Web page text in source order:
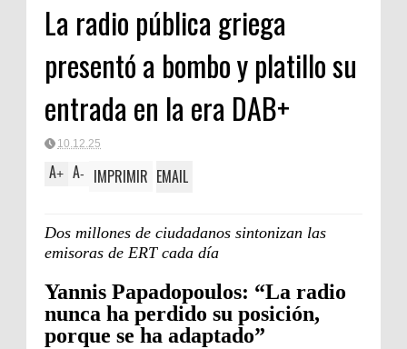
La radio pública griega
presentó a bombo y platillo su
entrada en la era DAB+
10.12.25
A+ A- IMPRIMIR EMAIL
Dos millones de ciudadanos sintonizan las
emisoras de ERT cada día
Yannis Papadopoulos: “La radio
nunca ha perdido su posición,
porque se ha adaptado”